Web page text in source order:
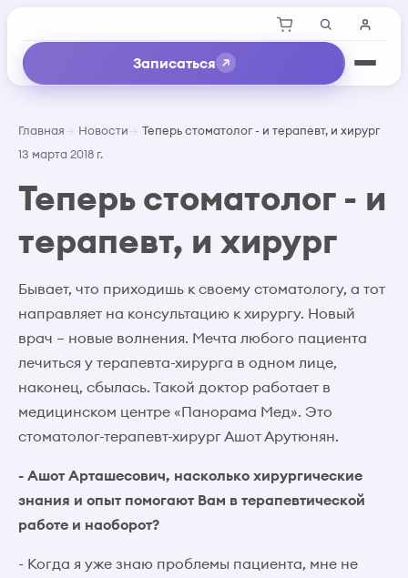
Записаться
Главная Новости
Теперь стоматолог - и терапевт, и хирург
13 марта 2018 г.
Теперь стоматолог - и
терапевт, и хирург
Бывает, что приходишь к своему стоматологу, а тот
направляет на консультацию к хирургу. Новый
врач – новые волнения. Мечта любого пациента
лечиться у терапевта-хирурга в одном лице,
наконец, сбылась. Такой доктор работает в
медицинском центре «Панорама Мед». Это
стоматолог-терапевт-хирург Ашот Арутюнян.
- Ашот Арташесович, насколько хирургические
знания и опыт помогают Вам в терапевтической
работе и наоборот?
- Когда я уже знаю проблемы пациента, мне не